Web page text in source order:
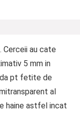
Cerceii au cate
5 mm in
pt fetite de
al
haine astfel incat